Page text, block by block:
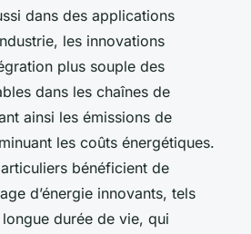
dans des applications
les innovations
plus souple des
dans les chaînes de
ainsi les émissions de
les coûts énergétiques.
bénéficient de
d’énergie innovants, tels
durée de vie, qui